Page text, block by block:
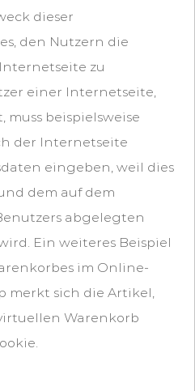
dieser
den Nutzern die
zu
einer Internetseite,
muss beispielsweise
der Internetseite
eingeben, weil dies
dem auf dem
abgelegten
Ein weiteres Beispiel
im Online-
merkt sich die Artikel,
Warenkorb